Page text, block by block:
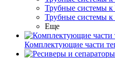
Трубные системы
Трубные системы
Еще
Комплектующие части